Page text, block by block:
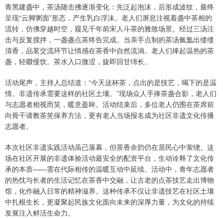
青黑建盏中，茶汤随击拂逐渐变化：先泛起泡沫，后形成波纹，最终
呈现“云脚粥面”形态，产生乳白浮沫。老人们屏息注视着盏中茶相的
流转，仿佛穿越时空，窥见千年前宋人斗茶的雅致场景。经过三汤注
击与反复搅拌，一盏盏点茶终告完成。当亲手点制的茶汤氤氲出缕缕
清香，品茗交流环节让情感在茶香中自然流淌。老人们捧起温热的茶
盏，轻啜慢饮。茶水入口微涩，旋即回甘绵长。
活动尾声，主持人总结道：“今天这杯茶，点出的是技艺，喝下的是温
情。非遗传承需要这样的社区土壤。”现场众人手捧茶盏合影，老人们
与志愿者相视而笑，暖意盈眸。活动结束后，多位老人仍围在茶席前
向骨干请教茶筅保养方法，更有老人当场报名成为社区非遗文化传播
志愿者。
本次社区非遗实践活动虽已落幕，但茶香余韵仍在居民心中萦绕。这
场在社区开展的非遗体验活动最安全的配资平台，生动诠释了文化传
承的本质——需在代际相传的温暖互动中延续。活动中，青年志愿者
的热忱与长者的生活记忆在茶香中交融，让古老的点茶技艺走出博物
馆，化作融入日常的精神滋养。这种传承不仅让非遗技艺在社区土壤
中扎根生长，更凝聚起民族文化面向未来的深厚力量，为文化的持续
发展注入鲜活生命力。